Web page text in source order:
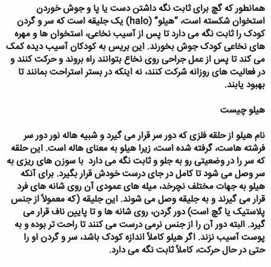
همانطور که گچ برای ثابت نگه داشتن دست یا پا و جوش خوردن
استخوان شکسته است، “هیلو” (halo) یک جلیقه است که سر و گردن
کودک را ثابت نگه می دارد تا پس از آسیب نخاعی، استخوان ها و مهره
های نخاعی کودک جوش بخورند. این بریس به کودکان آسیب دیده کمک
می کند تا پس از عمل جراحی روی نخاع بتوانند راه بروند و حرکت کنند و
در فعالیت های روزانه شرکت کنند، نه اینکه در بستر استراحت بمانند تا
بهبود یابند.
هیلو چیست
نام هیلو از حلقه فلزی که دور سر قرار می گیرد و شبیه هاله نور دور سر
فرشته هاست، گرفته شده است، زیرا هیلو به معنای هاله است. این حلقه 
که سر را در وضعیتی رو به جلو و ثابت نگه می دارد  با سوزن های ریزی به
سر وصل می شود تا کامل در جای درست خودش قرار بگیرد. برای آنکه
هیلو به جهات مختلف نچرخد، میله های عمودی آن روی شانه های فرد
قرار می گیرند و به جلیقه وصل می شوند. این جلیقه (که معمولاً از جنس
پلاستیک یا گچ است) دور گردن، روی شانه ها و تا پایین ناف قرار می
گیرد. البته دور آن را از جنس نرمی درست می کنند تا راحت تر بوده و به
پوست آسیب نزند. اگر هیلو کاملاً اندازه کودک باشد، سر و گردن او را
حتی در حال حرکت، کاملاً ثابت نگه می دارد.